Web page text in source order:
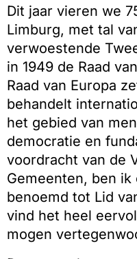
Dit jaar vieren we
Limburg, met tal
verwoestende
in 1949 de Raad
Raad van Europa
behandelt
het gebied van
democratie en
voordracht van de
Gemeenten, ben ik
benoemd tot Lid
vind het heel
mogen